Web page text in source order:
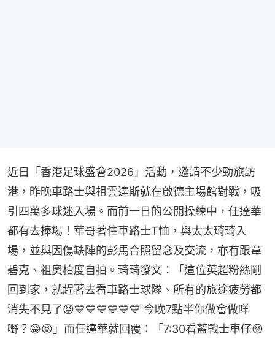
近日「香港足球盛會2026」活動，邀請不少勁旅訪
港，昨晚車路士與祖雲達斯就在啟德主場館對戰，吸
引四萬多球迷入場。而前一日的公開操練中，任達華
都有去捧場！華哥著住車路士T恤，與太太琦琦入
場，並與因傷缺陣的彭馬合照留念及交流，亦有跟韋
碧克、祖奧柏度自拍。琦琦發文：「這位英超粉絲剛
回到家，就趕著去看車路士球隊、所有的旅途疲勞都
消失不見了😝💙💙💙💙💙💙 今晚7點半你做會做咩
嘢？😁😝」而任達華就回覆：「7:30看藍戰士車仔😝